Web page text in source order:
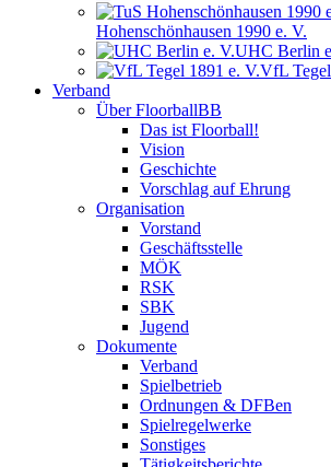
Hohenschönhausen 1990 e. V.
UHC Berlin
VfL
Verband
Über FloorballBB
Das ist Floorball!
Vision
Geschichte
Vorschlag auf Ehrung
Organisation
Vorstand
Geschäftsstelle
MÖK
RSK
SBK
Jugend
Dokumente
Verband
Spielbetrieb
Ordnungen & DFBen
Spielregelwerke
Sonstiges